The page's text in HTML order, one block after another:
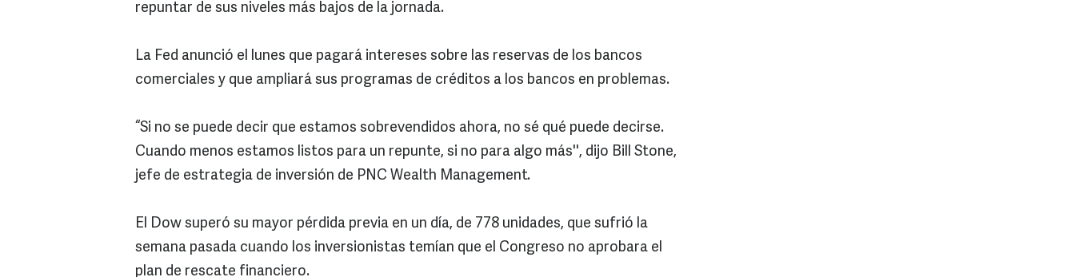
repuntar de sus niveles más bajos de la jornada.
La Fed anunció el lunes que pagará intereses sobre las reservas de los bancos
comerciales y que ampliará sus programas de créditos a los bancos en problemas.
“Si no se puede decir que estamos sobrevendidos ahora, no sé qué puede decirse.
Cuando menos estamos listos para un repunte, si no para algo más'', dijo Bill Stone,
jefe de estrategia de inversión de PNC Wealth Management.
El Dow superó su mayor pérdida previa en un día, de 778 unidades, que sufrió la
semana pasada cuando los inversionistas temían que el Congreso no aprobara el
plan de rescate financiero.